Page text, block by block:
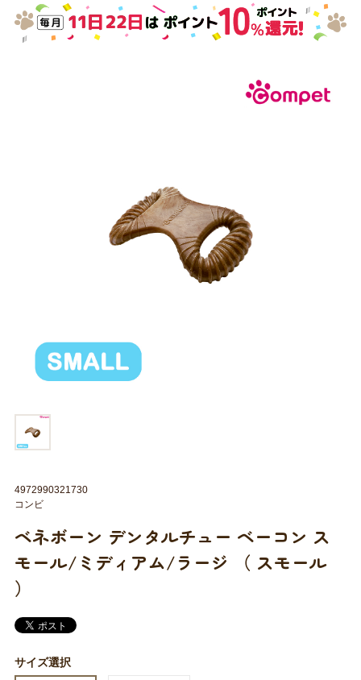
美容・ケア用品 服・おさんぽ用品
リビング雑貨
商品リクエスト
ベネボーン デンタルチュー ベーコン ス
モール/ミディアム/ラージ （ スモール
）
4972990321730
コンビ
サイズ選択